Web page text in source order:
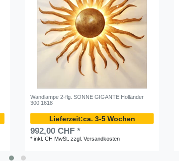
Wandlampe 2-flg. SONNE GIGANTE Holländer
300 1618
ca. 3-5 Wochen
992,00 CHF *
*inkl. CH MwSt. zzgl.Versandkosten